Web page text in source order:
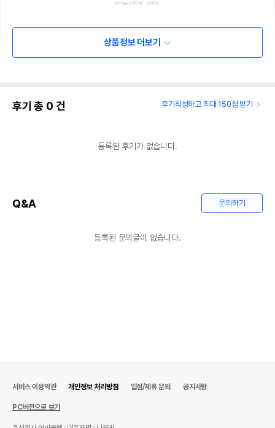
상품정보 더보기
후기 총 0 건 후기작성하고 최대 150점 받기
등록된 후기가 없습니다.
Q&A 문의하기
등록된 문의글이 없습니다.
서비스 이용약관 개인정보 처리방침 입점/제휴 문의 공지사항
PC버전으로 보기